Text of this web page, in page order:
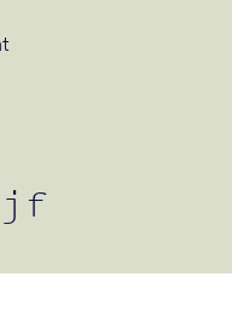
contact op